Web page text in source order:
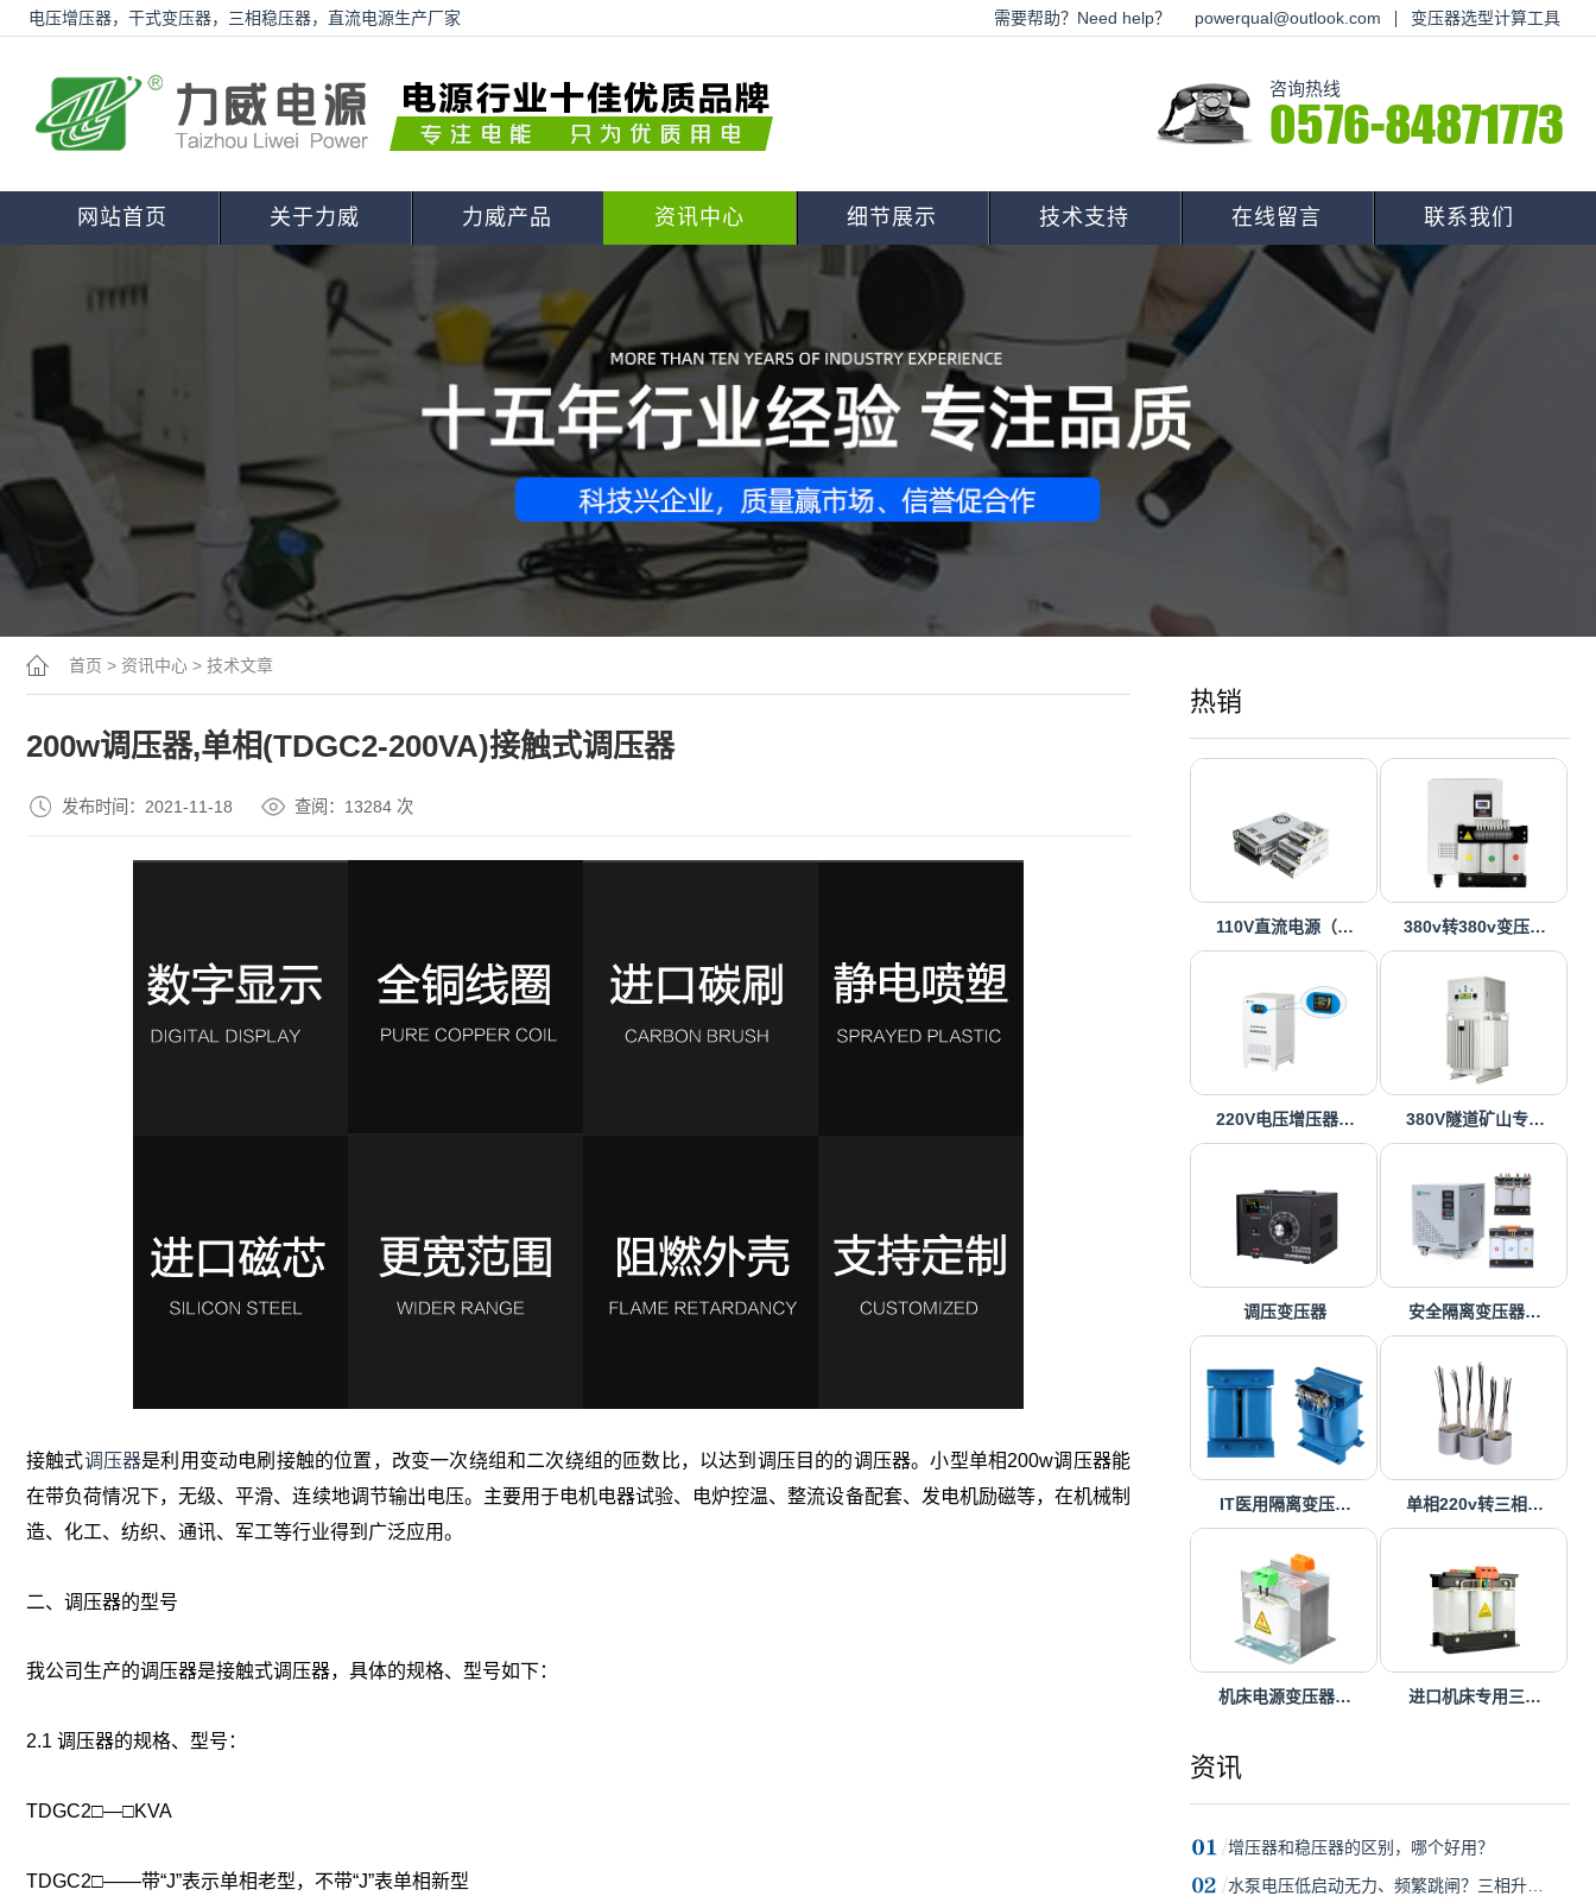
电压增压器，干式变压器，三相稳压器，直流电源生产厂家 需要帮助？Need help？ powerqual@outlook.com 变压器选型计算工具
咨询热线
0576-84871773
网站首页 关于力威 力威产品 资讯中心 细节展示 技术支持 在线留言 联系我们
热销
110V直流电源（… 380v转380v变压…
220V电压增压器… 380V隧道矿山专…
调压变压器 安全隔离变压器…
IT医用隔离变压… 单相220v转三相…
机床电源变压器… 进口机床专用三…
资讯
增压器和稳压器的区别，哪个好用？
水泵电压低启动无力、频繁跳闸？三相升…
首页 > 资讯中心 > 技术文章
200w调压器,单相(TDGC2-200VA)接触式调压器
发布时间：2021-11-18 查阅：13284 次
接触式调压器是利用变动电刷接触的位置，改变一次绕组和二次绕组的匝数比，以达到调压目的的调压器。小型单相200w调压器能
在带负荷情况下，无级、平滑、连续地调节输出电压。主要用于电机电器试验、电炉控温、整流设备配套、发电机励磁等，在机械制
造、化工、纺织、通讯、军工等行业得到广泛应用。
二、调压器的型号
我公司生产的调压器是接触式调压器，具体的规格、型号如下：
2.1 调压器的规格、型号：
TDGC2□—□KVA
TDGC2□——带“J”表示单相老型，不带“J”表单相新型